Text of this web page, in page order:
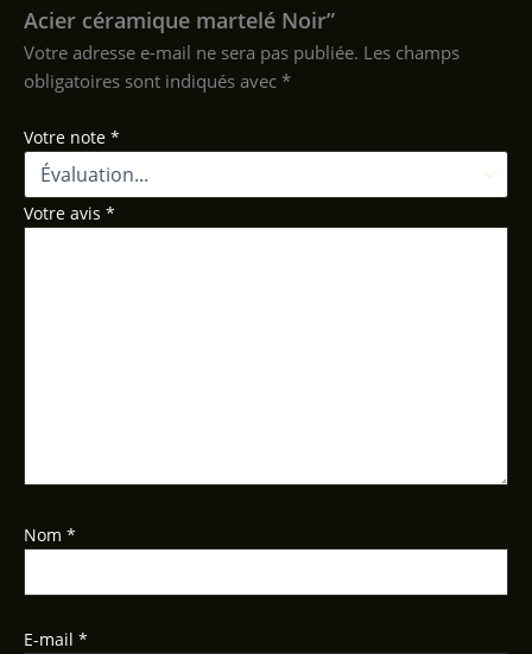
Acier céramique martelé Noir”
Votre adresse e-mail ne sera pas publiée. Les champs
obligatoires sont indiqués avec *
Votre note *
Votre avis *
Nom *
E-mail *